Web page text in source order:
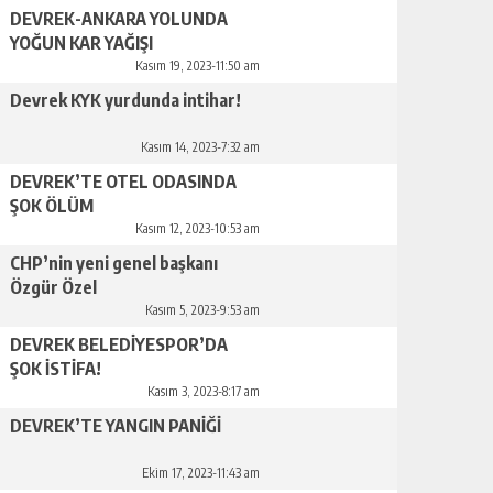
DEVREK-ANKARA YOLUNDA
YOĞUN KAR YAĞIŞI
Kasım 19, 2023-11:50 am
Devrek KYK yurdunda intihar!
Kasım 14, 2023-7:32 am
DEVREK’TE OTEL ODASINDA
ŞOK ÖLÜM
Kasım 12, 2023-10:53 am
CHP’nin yeni genel başkanı
Özgür Özel
Kasım 5, 2023-9:53 am
DEVREK BELEDİYESPOR’DA
ŞOK İSTİFA!
Kasım 3, 2023-8:17 am
DEVREK’TE YANGIN PANİĞİ
Ekim 17, 2023-11:43 am